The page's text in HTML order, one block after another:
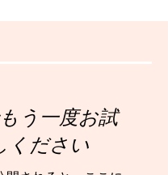
う一度お試
ください